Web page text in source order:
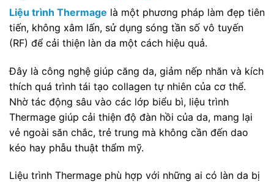
Liệu trình Thermage là một phương pháp làm đẹp tiên
tiến, không xâm lấn, sử dụng sóng tần số vô tuyến
(RF) để cải thiện làn da một cách hiệu quả.
Đây là công nghệ giúp căng da, giảm nếp nhăn và kích
thích quá trình tái tạo collagen tự nhiên của cơ thể.
Nhờ tác động sâu vào các lớp biểu bì, liệu trình
Thermage giúp cải thiện độ đàn hồi của da, mang lại
vẻ ngoài săn chắc, trẻ trung mà không cần đến dao
kéo hay phẫu thuật thẩm mỹ.
Liệu trình Thermage phù hợp với những ai có làn da bị